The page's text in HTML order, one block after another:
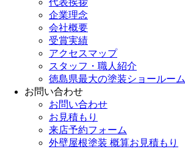
企業理念
会社概要
受賞実績
アクセスマップ
スタッフ・職人紹介
徳島県最大の塗装ショールーム
お問い合わせ
お問い合わせ
お見積もり
来店予約フォーム
外壁屋根塗装 概算お見積もり